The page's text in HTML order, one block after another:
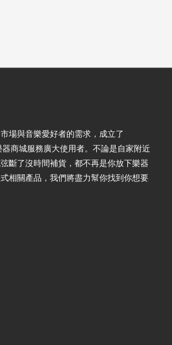
場與音樂愛好者的需求，成立了
商城服務廣大使用者。不論是自家附近
斷了沒時間補貨，都不再是你放下樂器
相關產品，我們將盡力幫你找到你想要